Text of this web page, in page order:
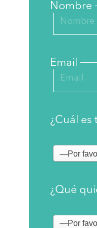
Nombre
Email
¿Cuál es
¿Qué